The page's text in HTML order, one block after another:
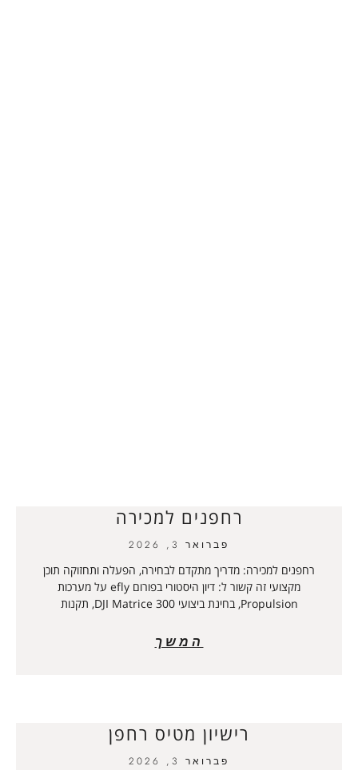
רחפנים למכירה
פברואר 3, 2026
רחפנים למכירה: מדריך מתקדם לבחירה, הפעלה ותחזוקה תוכן
מקצועי זה קשור ל: דיון היסטורי בפורום efly על מערכות
Propulsion, בחינת ביצועי DJI Matrice 300, תקנות
המשך
רישיון מטיס רחפן
פברואר 3, 2026